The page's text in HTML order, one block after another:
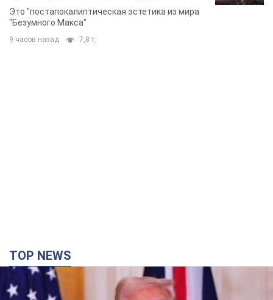
Фото
Это "постапокалиптическая эстетика из мира
"Безумного Макса"
9 часов назад 7,8 т.
TOP NEWS